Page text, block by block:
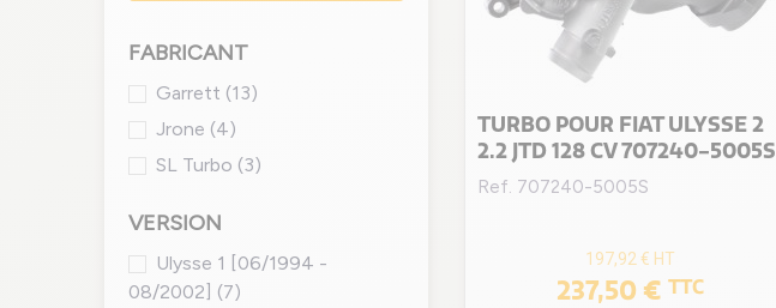
FABRICANT
Garrett (13)
Jrone (4)
SL Turbo (3)
VERSION
Ulysse 1 [06/1994 -
08/2002] (7)
TURBO POUR FIAT ULYSSE 2
2.2 JTD 128 CV 707240-5005S
Ref. 707240-5005S
197,92 € HT
237,50 € TTC